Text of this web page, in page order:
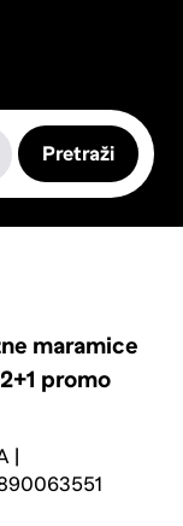
Pretraži
maramice
promo